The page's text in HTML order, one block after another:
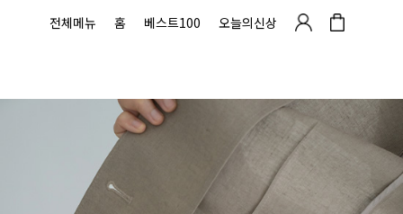
전체메뉴 홈 베스트100 오늘의신상